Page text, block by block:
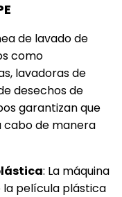
de lavado de
como
lavadoras de
desechos de
garantizan que
cabo de manera
: La máquina
película plástica